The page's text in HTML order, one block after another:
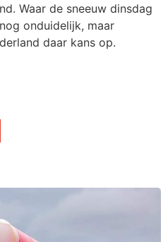
Waar de sneeuw dinsdag
onduidelijk, maar
daar kans op.